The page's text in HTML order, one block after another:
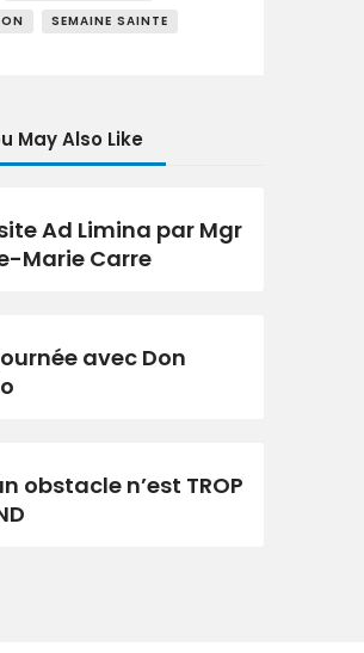
SEMAINE SAINTE
May Also Like
Ad Limina par Mgr
Marie Carre
avec Don
obstacle n’est TROP